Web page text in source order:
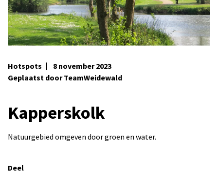
Hotspots
8 november 2023
Geplaatst door TeamWeidewald
Kapperskolk
Natuurgebied omgeven door groen en water.
Deel